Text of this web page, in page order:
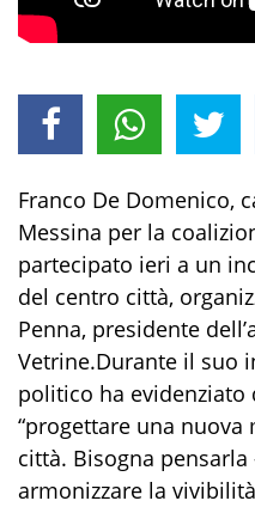
Franco De Domenico,
Messina per la
partecipato ieri a un
del centro città,
Penna, presidente
Vetrine.Durante il suo
politico ha evidenziato
“progettare una nuova
città. Bisogna pensarla
armonizzare la vivibilità